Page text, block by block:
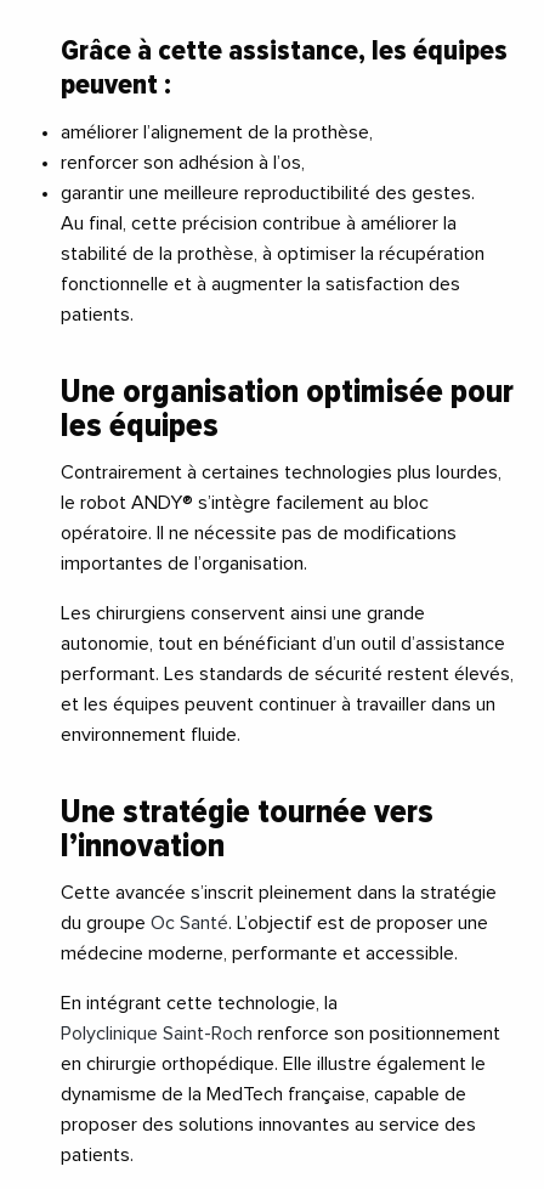
Grâce à cette assistance, les équipes
peuvent :
améliorer l’alignement de la prothèse,
renforcer son adhésion à l’os,
garantir une meilleure reproductibilité des gestes.
Au final, cette précision contribue à améliorer la
stabilité de la prothèse, à optimiser la récupération
fonctionnelle et à augmenter la satisfaction des
patients.
Une organisation optimisée pour
les équipes
Contrairement à certaines technologies plus lourdes,
le robot ANDY® s’intègre facilement au bloc
opératoire. Il ne nécessite pas de modifications
importantes de l’organisation.
Les chirurgiens conservent ainsi une grande
autonomie, tout en bénéficiant d’un outil d’assistance
performant. Les standards de sécurité restent élevés,
et les équipes peuvent continuer à travailler dans un
environnement fluide.
Une stratégie tournée vers
l’innovation
Cette avancée s’inscrit pleinement dans la stratégie
du groupe Oc Santé. L’objectif est de proposer une
médecine moderne, performante et accessible.
En intégrant cette technologie, la
Polyclinique Saint-Roch renforce son positionnement
en chirurgie orthopédique. Elle illustre également le
dynamisme de la MedTech française, capable de
proposer des solutions innovantes au service des
patients.